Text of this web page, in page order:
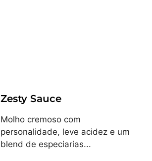
Zesty Sauce
Molho cremoso com
personalidade, leve acidez e um
blend de especiarias...